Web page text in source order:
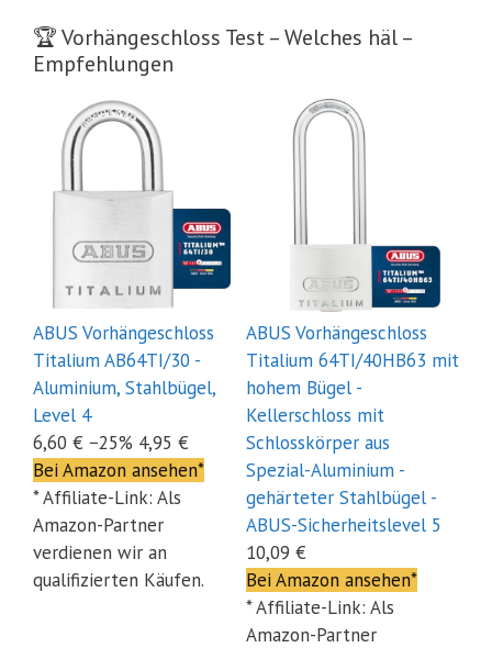
🏆 Vorhängeschloss Test – Welches häl –
Empfehlungen
ABUS Vorhängeschloss
Titalium AB64TI/30 -
Aluminium, Stahlbügel,
Level 4
6,60 € −25% 4,95 €
Bei Amazon ansehen*
* Affiliate-Link: Als
Amazon-Partner
verdienen wir an
qualifizierten Käufen.
ABUS Vorhängeschloss
Titalium 64TI/40HB63 mit
hohem Bügel -
Kellerschloss mit
Schlosskörper aus
Spezial-Aluminium -
gehärteter Stahlbügel -
ABUS-Sicherheitslevel 5
10,09 €
Bei Amazon ansehen*
* Affiliate-Link: Als
Amazon-Partner